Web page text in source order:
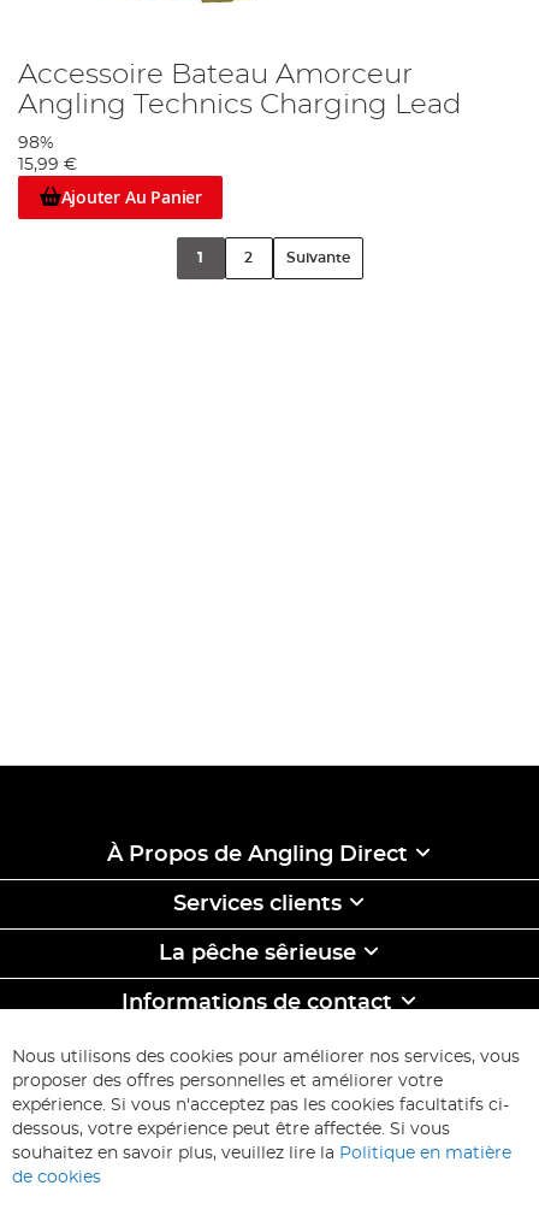
Accessoire Bateau Amorceur
Angling Technics Charging Lead
98%
15,99 €
Ajouter Au Panier
1 2 Suivante
À Propos de Angling Direct
Services clients
La pêche sêrieuse
Informations de contact
ABONNEZ-VOUS & ECONOMISEZ
Inscription
à
d’information
:
Inscription
Nous utilisons des cookies pour améliorer nos services, vous
proposer des offres personnelles et améliorer votre
expérience. Si vous n'acceptez pas les cookies facultatifs ci-
dessous, votre expérience peut être affectée. Si vous
souhaitez en savoir plus, veuillez lire la Politique en matière
de cookies